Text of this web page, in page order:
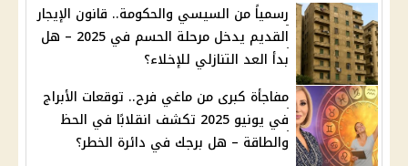
رسمياً من السيسي والحكومة.. قانون الإيجار
القديم يدخل مرحلة الحسم في 2025 – هل
بدأ العد التنازلي للإخلاء؟
مفاجأة كبرى من ماغي فرح.. توقعات الأبراج
في يونيو 2025 تكشف انقلابًا في الحظ
والطاقة – هل برجك في دائرة الخطر؟